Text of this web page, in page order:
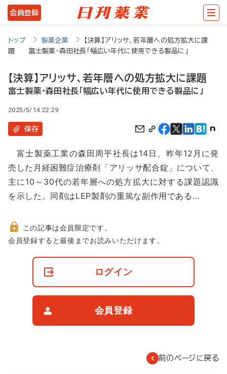
メ
イ
コ
テ
ツ
に
動
会員登録
トップ 製薬企業
【決算】アリッサ、若年層への処方拡大に課
題 富士製薬・森田社長「幅広い年代に使用できる製品に」
【決算】アリッサ、若年層への処方拡大に課題
富士製薬・森田社長「幅広い年代に使用できる製品に」
2025/5/14 22:29
保存
富士製薬工業の森田周平社長は14日、昨年12月に発
売した月経困難症治療剤「アリッサ配合錠」について、
主に10～30代の若年層への処方拡大に対する課題認識
を示した。同剤はLEP製剤の重篤な副作用である…
非
この記事は会員限定です。
会員登録すると最後までお読みいただけます。
ログイン
会員登録
前のページに戻る